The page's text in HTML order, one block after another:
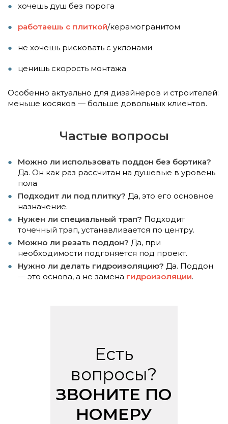
хочешь душ без порога
работаешь с плиткой/керамогранитом
не хочешь рисковать с уклонами
ценишь скорость монтажа
Особенно актуально для дизайнеров и строителей:
меньше косяков — больше довольных клиентов.
Частые вопросы
Можно ли использовать поддон без бортика?
Да. Он как раз рассчитан на душевые в уровень
пола
Подходит ли под плитку? Да, это его основное
назначение.
Нужен ли специальный трап? Подходит
точечный трап, устанавливается по центру.
Можно ли резать поддон? Да, при
необходимости подгоняется под проект.
Нужно ли делать гидроизоляцию? Да. Поддон
— это основа, а не замена гидроизоляции.
Есть
вопросы?
ЗВОНИТЕ ПО
НОМЕРУ